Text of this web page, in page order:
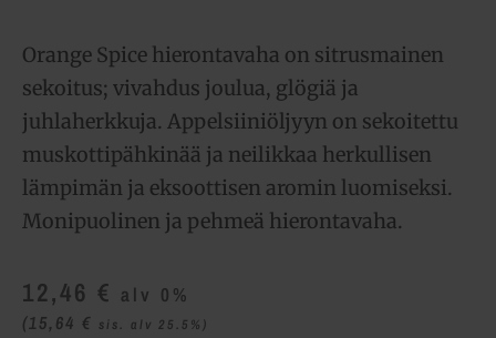
Orange Spice hierontavaha on sitrusmainen
sekoitus; vivahdus joulua, glögiä ja
juhlaherkkuja. Appelsiiniöljyyn on sekoitettu
muskottipähkinää ja neilikkaa herkullisen
lämpimän ja eksoottisen aromin luomiseksi.
Monipuolinen ja pehmeä hierontavaha.
12,46 € alv 0%
(15,64 € sis. alv 25.5%)